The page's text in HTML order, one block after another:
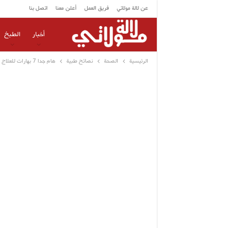
عن لالة مولاتي فريق العمل أعلن معنا اتصل بنا
أخبار الطبخ
الرئيسية الصحة نصائح طبية هام جدا 7 بهارات للعلاج من الأمراض